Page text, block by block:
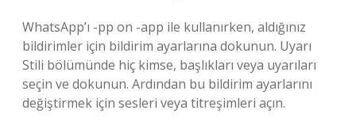
WhatsApp’ı -pp on -app ile kullanırken, aldığınız
bildirimler için bildirim ayarlarına dokunun. Uyarı
Stili bölümünde hiç kimse, başlıkları veya uyarıları
seçin ve dokunun. Ardından bu bildirim ayarlarını
değiştirmek için sesleri veya titreşimleri açın.